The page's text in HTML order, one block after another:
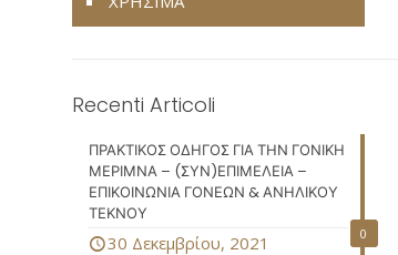
Recenti Articoli
0
ΠΡΑΚΤΙΚΟΣ ΟΔΗΓΟΣ ΓΙΑ ΤΗΝ ΓΟΝΙΚΗ
ΜΕΡΙΜΝΑ – (ΣΥΝ)ΕΠΙΜΕΛΕΙΑ –
ΕΠΙΚΟΙΝΩΝΙΑ ΓΟΝΕΩΝ & ΑΝΗΛΙΚΟΥ
ΤΕΚΝΟΥ
30 Δεκεμβρίου, 2021